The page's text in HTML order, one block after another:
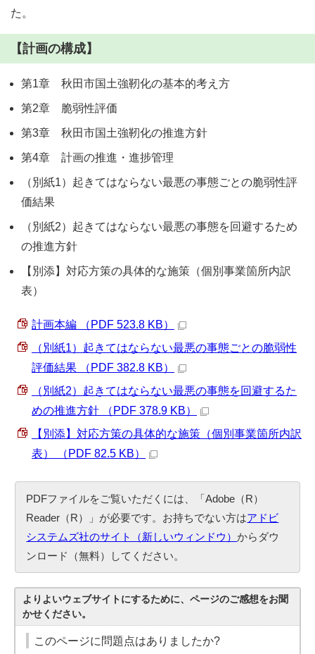
た。
【計画の構成】
第1章 秋田市国土強靭化の基本的考え方
第2章 脆弱性評価
第3章 秋田市国土強靭化の推進方針
第4章 計画の推進・進捗管理
（別紙1）起きてはならない最悪の事態ごとの脆弱性評
価結果
（別紙2）起きてはならない最悪の事態を回避するため
の推進方針
【別添】対応方策の具体的な施策（個別事業箇所内訳
表）
計画本編 （PDF 523.8 KB）
（別紙1）起きてはならない最悪の事態ごとの脆弱性
評価結果 （PDF 382.8 KB）
（別紙2）起きてはならない最悪の事態を回避するた
めの推進方針 （PDF 378.9 KB）
【別添】対応方策の具体的な施策（個別事業箇所内訳
表） （PDF 82.5 KB）
PDFファイルをご覧いただくには、「Adobe（R）
Reader（R）」が必要です。お持ちでない方はアドビ
システムズ社のサイト（新しいウィンドウ）からダウ
ンロード（無料）してください。
よりよいウェブサイトにするために、ページのご感想をお聞
かせください。
このページに問題点はありましたか?